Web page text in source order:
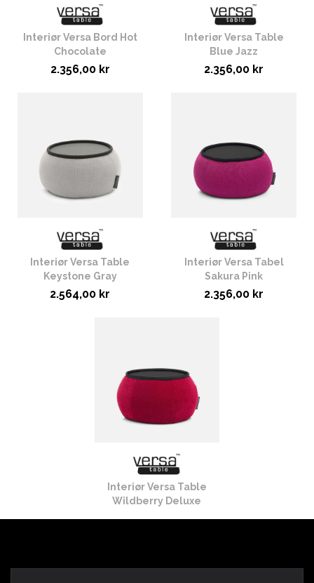
Interiør Versa Bord Hot
Chocolate
2.356,00 kr
Interiør Versa Table
Blue Jazz
2.356,00 kr
Interiør Versa Table
Keystone Gray
2.564,00 kr
Interiør Versa Tabel
Sakura Pink
2.356,00 kr
Interiør Versa Table
Wildberry Deluxe
2.356,00 kr